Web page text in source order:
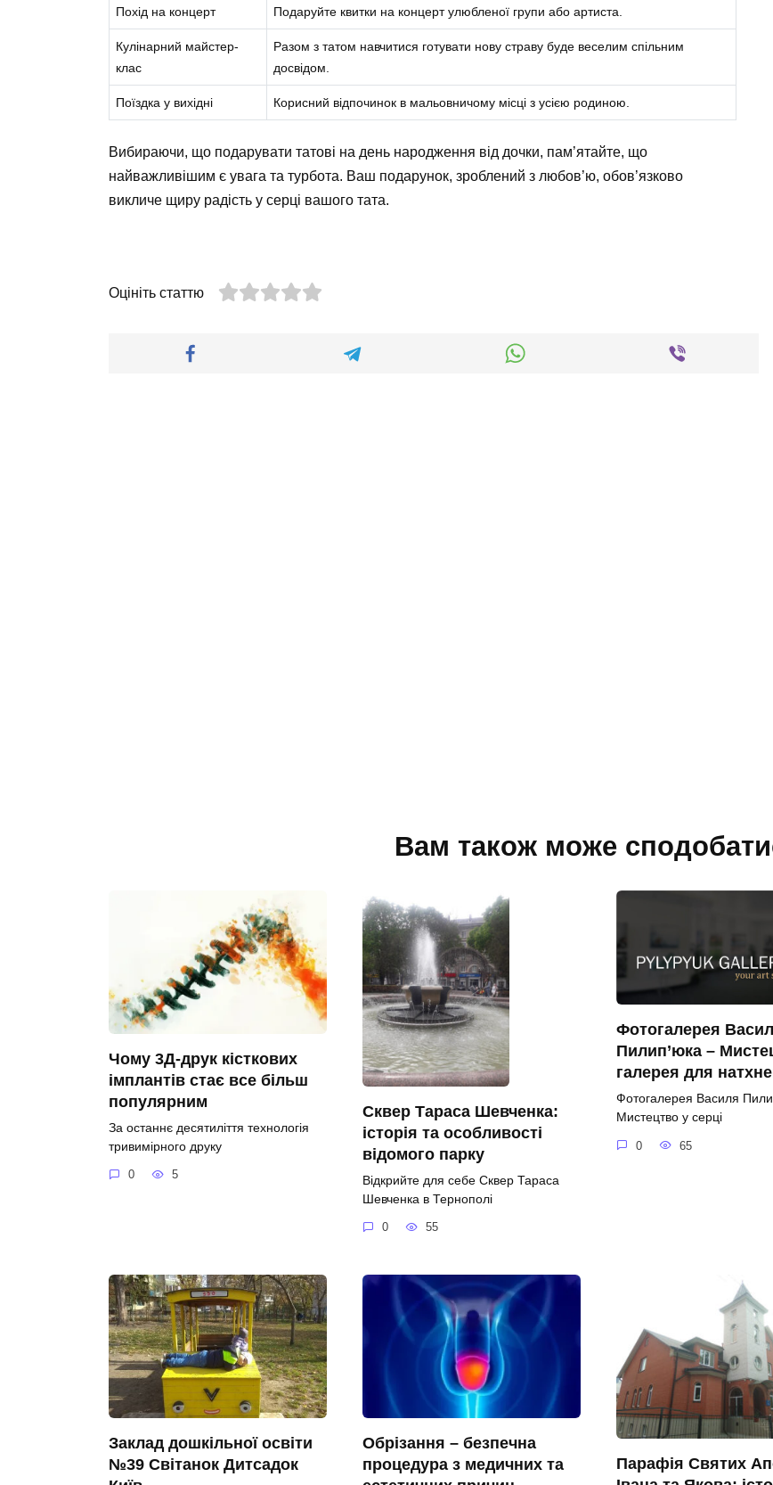
Похід на концерт Подаруйте квитки на концерт улюбленої групи або артиста.
Кулінарний майстер-
клас
Разом з татом навчитися готувати нову страву буде веселим спільним
досвідом.
Поїздка у вихідні Корисний відпочинок в мальовничому місці з усією родиною.
Вибираючи, що подарувати татові на день народження від дочки, пам’ятайте, що
найважливішим є увага та турбота. Ваш подарунок, зроблений з любов’ю, обов’язково
викличе щиру радість у серці вашого тата.
Оцініть статтю
Вам також може
Чому 3Д-друк кісткових
імплантів стає все більш
популярним
За останнє десятиліття технологія
тривимірного друку
0 5
Сквер Тараса Шевченка:
історія та особливості
відомого парку
Відкрийте для себе Сквер Тараса
Шевченка в Тернополі
0 55
Фотогалерея
Пилип’юка –
галерея для
Фотогалерея Василя
Мистецтво у серці
0 65
Заклад дошкільної освіти
№39 Світанок Дитсадок
Обрізання – безпечна
процедура з медичних та
Парафія Святих